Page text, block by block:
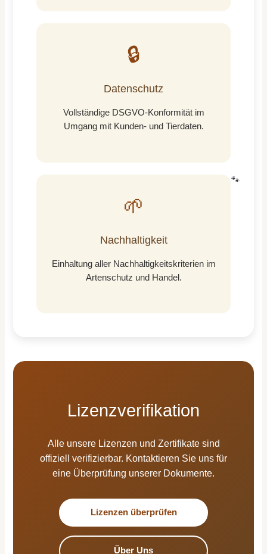
🐾
🔒
Datenschutz
Vollständige DSGVO-Konformität im
Umgang mit Kunden- und Tierdaten.
🌱
Nachhaltigkeit
Einhaltung aller Nachhaltigkeitskriterien im
Artenschutz und Handel.
Lizenzverifikation
Alle unsere Lizenzen und Zertifikate sind
offiziell verifizierbar. Kontaktieren Sie uns für
eine Überprüfung unserer Dokumente.
Lizenzen überprüfen
Über Uns